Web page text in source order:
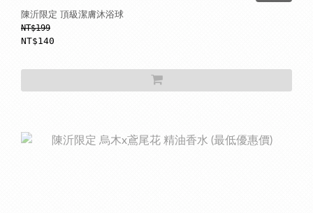
陳沂限定 頂級潔膚沐浴球
NT$199
NT$140